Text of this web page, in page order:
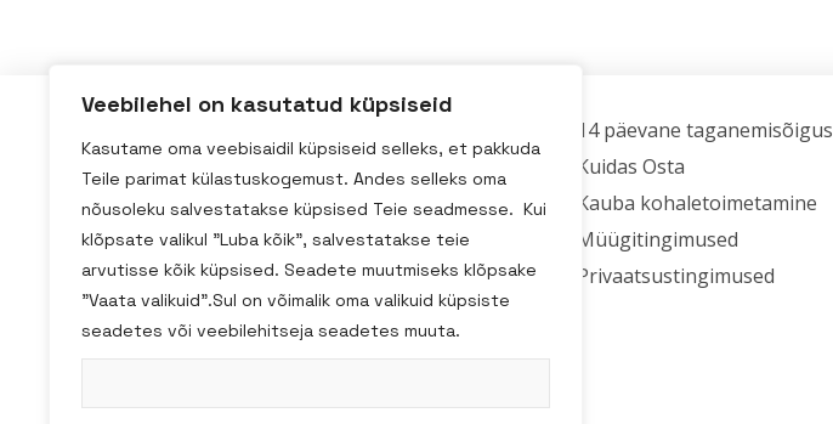
Veebilehel on kasutatud küpsiseid
Kasutame oma veebisaidil küpsiseid selleks, et pakkuda
Teile parimat külastuskogemust. Andes selleks oma
nõusoleku salvestatakse küpsised Teie seadmesse. Kui
klõpsate valikul "Luba kõik", salvestatakse teie
arvutisse kõik küpsised. Seadete muutmiseks klõpsake
"Vaata valikuid".Sul on võimalik oma valikuid küpsiste
seadetes või veebilehitseja seadetes muuta.
Kadaka tee 3/2, Tallinn
homestudio@homestudio.ee
+ 372 59031518
14 päevane taganemisõigus
Kuidas Osta
Kauba kohaletoimetamine
Müügitingimused
Privaatsustingimused